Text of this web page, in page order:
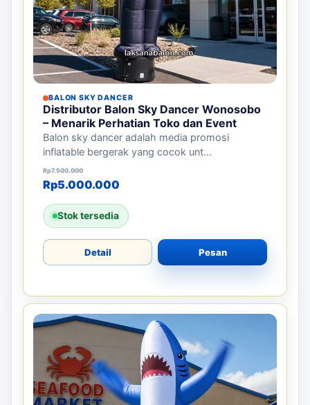
BALON SKY DANCER
Distributor Balon Sky Dancer Wonosobo
– Menarik Perhatian Toko dan Event
Balon sky dancer adalah media promosi
inflatable bergerak yang cocok unt...
Rp7.500.000
Harga aslinya adalah: Rp7.500.000.
Rp5.000.000
Harga saat ini adalah: Rp5.000.000.
Stok tersedia
Detail Pesan